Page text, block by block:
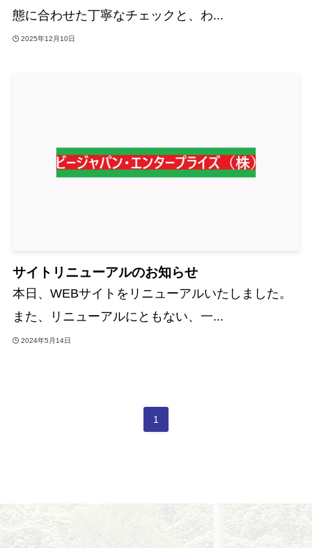
態に合わせた丁寧なチェックと、わ...
2025年12月10日
サイトリニューアルのお知らせ
本日、WEBサイトをリニューアルいたしました。
また、リニューアルにともない、一...
2024年5月14日
1